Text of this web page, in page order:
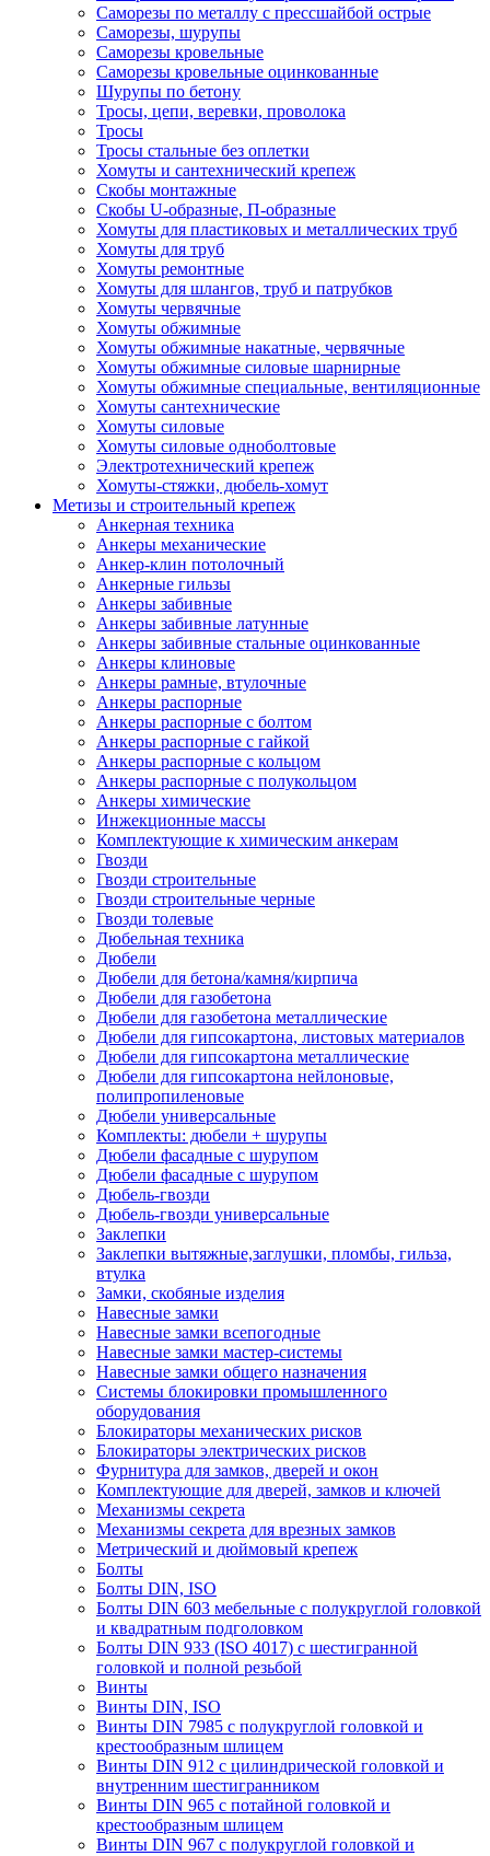
Саморезы по металлу с прессшайбой острые
Саморезы, шурупы
Саморезы кровельные
Саморезы кровельные оцинкованные
Шурупы по бетону
Тросы, цепи, веревки, проволока
Тросы
Тросы стальные без оплетки
Хомуты и сантехнический крепеж
Скобы монтажные
Скобы U-образные, П-образные
Хомуты для пластиковых и металлических труб
Хомуты для труб
Хомуты ремонтные
Хомуты для шлангов, труб и патрубков
Хомуты червячные
Хомуты обжимные
Хомуты обжимные накатные, червячные
Хомуты обжимные силовые шарнирные
Хомуты обжимные специальные, вентиляционные
Хомуты сантехнические
Хомуты силовые
Хомуты силовые одноболтовые
Электротехнический крепеж
Хомуты-стяжки, дюбель-хомут
Метизы и строительный крепеж
Анкерная техника
Анкеры механические
Анкер-клин потолочный
Анкерные гильзы
Анкеры забивные
Анкеры забивные латунные
Анкеры забивные стальные оцинкованные
Анкеры клиновые
Анкеры рамные, втулочные
Анкеры распорные
Анкеры распорные с болтом
Анкеры распорные с гайкой
Анкеры распорные с кольцом
Анкеры распорные с полукольцом
Анкеры химические
Инжекционные массы
Комплектующие к химическим анкерам
Гвозди
Гвозди строительные
Гвозди строительные черные
Гвозди толевые
Дюбельная техника
Дюбели
Дюбели для бетона/камня/кирпича
Дюбели для газобетона
Дюбели для газобетона металлические
Дюбели для гипсокартона, листовых материалов
Дюбели для гипсокартона металлические
Дюбели для гипсокартона нейлоновые,
полипропиленовые
Дюбели универсальные
Комплекты: дюбели + шурупы
Дюбели фасадные с шурупом
Дюбели фасадные с шурупом
Дюбель-гвозди
Дюбель-гвозди универсальные
Заклепки
Заклепки вытяжные,заглушки, пломбы, гильза,
втулка
Замки, скобяные изделия
Навесные замки
Навесные замки всепогодные
Навесные замки мастер-системы
Навесные замки общего назначения
Системы блокировки промышленного
оборудования
Блокираторы механических рисков
Блокираторы электрических рисков
Фурнитура для замков, дверей и окон
Комплектующие для дверей, замков и ключей
Механизмы секрета
Механизмы секрета для врезных замков
Метрический и дюймовый крепеж
Болты
Болты DIN, ISO
Болты DIN 603 мебельные с полукруглой головкой
и квадратным подголовком
Болты DIN 933 (ISO 4017) с шестигранной
головкой и полной резьбой
Винты
Винты DIN, ISO
Винты DIN 7985 с полукруглой головкой и
крестообразным шлицем
Винты DIN 912 с цилиндрической головкой и
внутренним шестигранником
Винты DIN 965 с потайной головкой и
крестообразным шлицем
Винты DIN 967 с полукруглой головкой и